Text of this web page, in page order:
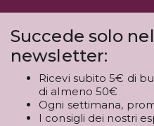
Succede solo
newsletter:
Ricevi subito 5€ di
di almeno 50€
Ogni settimana,
I consigli dei nostri